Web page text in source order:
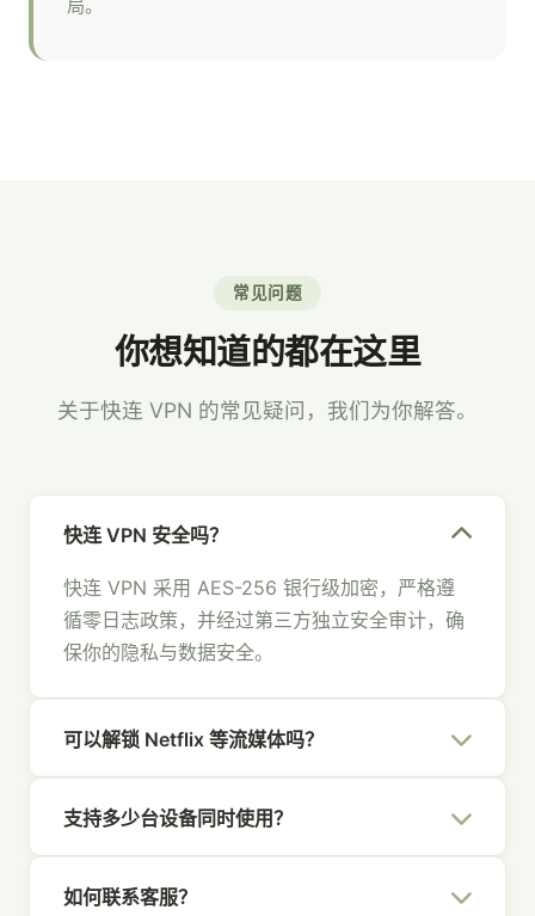
局。
常见问题
你想知道的都在这里
关于快连 VPN 的常见疑问，我们为你解答。
快连 VPN 安全吗？
快连 VPN 采用 AES-256 银行级加密，严格遵
循零日志政策，并经过第三方独立安全审计，确
保你的隐私与数据安全。
可以解锁 Netflix 等流媒体吗？
支持 Netflix、Hulu、Disney+、YouTube 等主
流平台，畅享全球内容。
支持多少台设备同时使用？
盖你的所有设备，全家共享安全网络。
如何联系客服？